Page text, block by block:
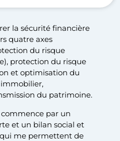
la sécurité financière
quatre axes
du risque
protection du risque
et optimisation du
du patrimoine.
par un
et un bilan social et
me permettent de